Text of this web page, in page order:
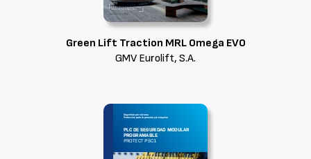
Green Lift Traction MRL Omega EVO
GMV Eurolift, S.A.